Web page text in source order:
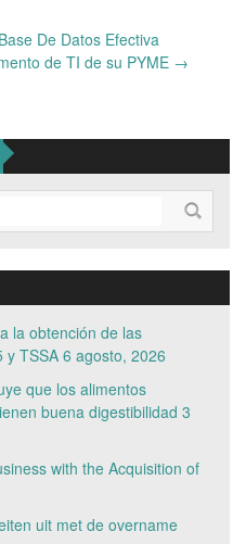
De Datos Efectiva
de TI de su PYME →
la obtención de las
y TSSA6 agosto, 2026
que los alimentos
buena digestibilidad 3
with the Acquisition of
uit met de overname